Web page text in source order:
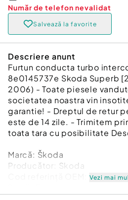
Număr de telefon nevalidat
Salvează la favorite
Descriere anunt
Furtun conducta turbo
8e0145737e Skoda Superb
2006) - Toate piesele
societatea noastra vin
garantie! - Dreptul de retur
este de 14 zile. - Trimitem
toata tara cu posibilitate
Marcă: Škoda
Producător: Skoda
Cod referinţă OEM:Vezi mai